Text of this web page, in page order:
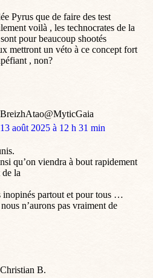
Pyrus que de faire des test
voilà , les technocrates de la
pour beaucoup shootés
mettront un véto à ce concept fort
, non?
BreizhAtao@MyticGaia
dit
13 août 2025 à 12 h 31 min
qu’on viendra à bout rapidement
de la
inopinés partout et pour tous …
n’aurons pas vraiment de
Christian B.